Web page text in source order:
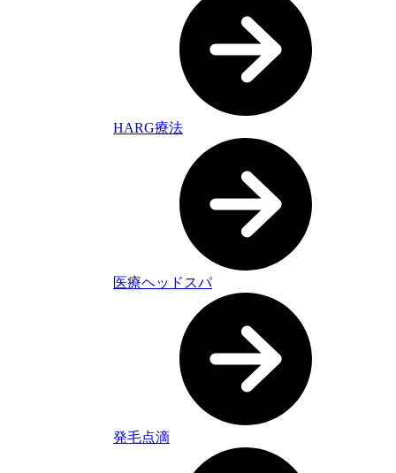
HARG療法
医療ヘッドスパ
発毛点滴